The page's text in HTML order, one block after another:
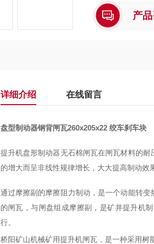
产
详细介绍 在线留言
盘型制动器钢背闸瓦260x205x22 绞车刹车块
提升机盘形制动器无石棉闸瓦在闸瓦材料的耐
的增大而呈非线性规律增长，大大提高制动效
通过摩擦副的摩擦阻力制动，是一个动能转变
的闸瓦，与闸盘组成摩擦副，是矿井提升机
行。
桥阳矿山机械矿用提升机闸瓦，是一种采用树